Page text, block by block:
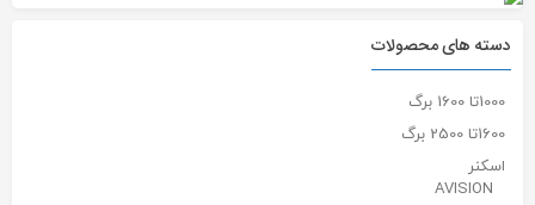
دسته های محصولات
1000تا 1600 برگ
1600تا 2500 برگ
اسکنر
AVISION